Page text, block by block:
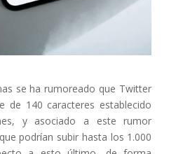
se ha rumoreado que Twitter
de 140 caracteres establecido
y asociado a este rumor
podrían subir hasta los 1.000